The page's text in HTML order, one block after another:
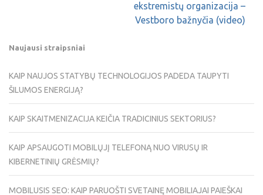
ekstremistų organizacija –
Vestboro bažnyčia (video)
Naujausi straipsniai
KAIP NAUJOS STATYBŲ TECHNOLOGIJOS PADEDA TAUPYTI
ŠILUMOS ENERGIJĄ?
KAIP SKAITMENIZACIJA KEIČIA TRADICINIUS SEKTORIUS?
KAIP APSAUGOTI MOBILŲJĮ TELEFONĄ NUO VIRUSŲ IR
KIBERNETINIŲ GRĖSMIŲ?
MOBILUSIS SEO: KAIP PARUOŠTI SVETAINĘ MOBILIAJAI PAIEŠKAI